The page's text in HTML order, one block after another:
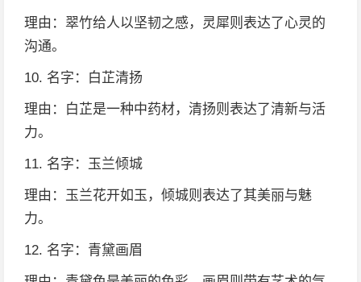
理由：翠竹给人以坚韧之感，灵犀则表达了心灵的
沟通。
10. 名字：白芷清扬
理由：白芷是一种中药材，清扬则表达了清新与活
力。
11. 名字：玉兰倾城
理由：玉兰花开如玉，倾城则表达了其美丽与魅
力。
12. 名字：青黛画眉